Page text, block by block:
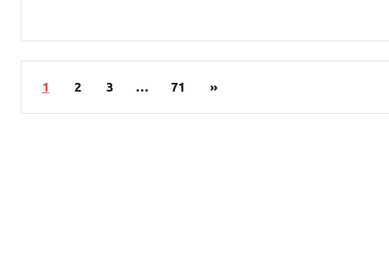
Paginación
de
1 2 3 … 71
Siguientes
»